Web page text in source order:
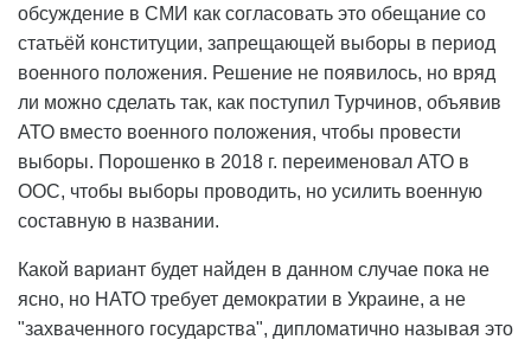
обсуждение в СМИ как согласовать это обещание со
статьёй конституции, запрещающей выборы в период
военного положения. Решение не появилось, но вряд
ли можно сделать так, как поступил Турчинов, объявив
АТО вместо военного положения, чтобы провести
выборы. Порошенко в 2018 г. переименовал АТО в
ООС, чтобы выборы проводить, но усилить военную
составную в названии.
Какой вариант будет найден в данном случае пока не
ясно, но НАТО требует демократии в Украине, а не
"захваченного государства", дипломатично называя это